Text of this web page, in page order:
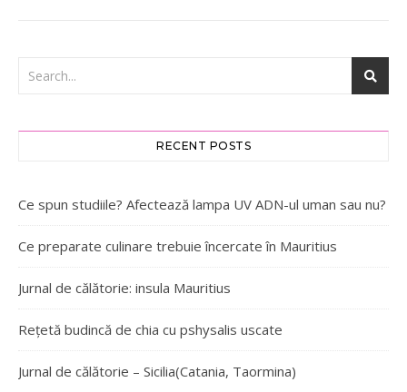
RECENT POSTS
Ce spun studiile? Afectează lampa UV ADN-ul uman sau nu?
Ce preparate culinare trebuie încercate în Mauritius
Jurnal de călătorie: insula Mauritius
Rețetă budincă de chia cu pshysalis uscate
Jurnal de călătorie – Sicilia(Catania, Taormina)